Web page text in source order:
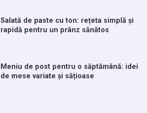
Salată de paste cu ton: rețeta simplă și
rapidă pentru un prânz sănătos
Meniu de post pentru o săptămână: idei
de mese variate și sățioase